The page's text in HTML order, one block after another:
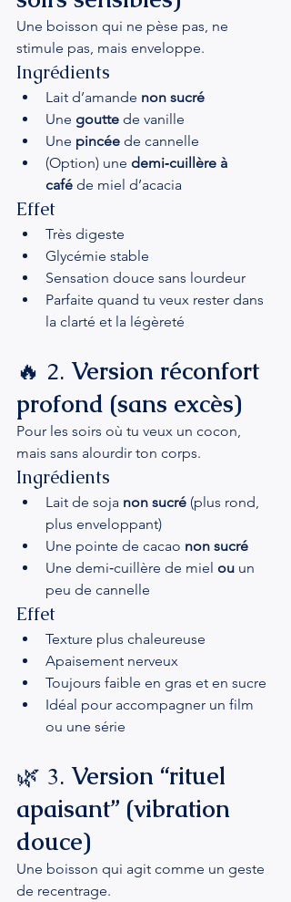
Une boisson qui ne pèse pas, ne
stimule pas, mais enveloppe.
Ingrédients
Lait d’amande non sucré
Une goutte de vanille
Une pincée de cannelle
(Option) une demi‑cuillère à
café de miel d’acacia
Effet
Très digeste
Glycémie stable
Sensation douce sans lourdeur
Parfaite quand tu veux rester dans
la clarté et la légèreté
🔥 2. Version réconfort
profond (sans excès)
Pour les soirs où tu veux un cocon,
mais sans alourdir ton corps.
Ingrédients
Lait de soja non sucré (plus rond,
plus enveloppant)
Une pointe de cacao non sucré
Une demi‑cuillère de miel ou un
peu de cannelle
Effet
Texture plus chaleureuse
Apaisement nerveux
Toujours faible en gras et en sucre
Idéal pour accompagner un film
ou une série
🌿 3. Version “rituel
apaisant” (vibration
douce)
Une boisson qui agit comme un geste
de recentrage.